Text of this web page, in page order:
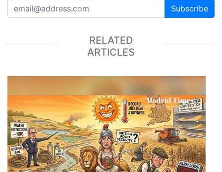
Subscribe
RELATED
ARTICLES